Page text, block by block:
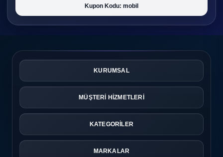
Kupon Kodu: mobil
KURUMSAL
MÜŞTERİ HİZMETLERİ
KATEGORİLER
MARKALAR